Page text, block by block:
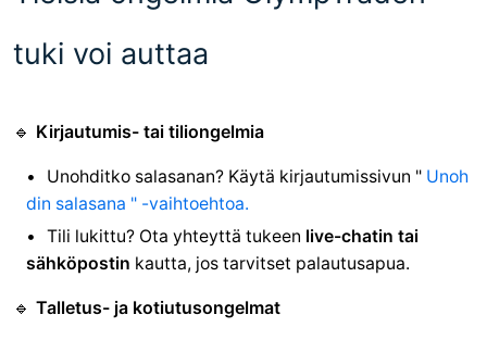
tuki voi auttaa
🔹 Kirjautumis- tai tiliongelmia
Unohditko salasanan? Käytä kirjautumissivun " Unoh
din salasana " -vaihtoehtoa.
Tili lukittu? Ota yhteyttä tukeen live-chatin tai
sähköpostin kautta, jos tarvitset palautusapua.
🔹 Talletus- ja kotiutusongelmat